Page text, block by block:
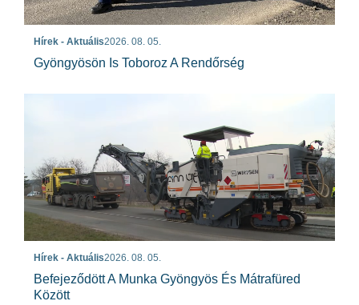
Hírek - Aktuális2026. 08. 05.
Gyöngyösön Is Toboroz A Rendőrség
Hírek - Aktuális2026. 08. 05.
Befejeződött A Munka Gyöngyös És Mátrafüred
Között